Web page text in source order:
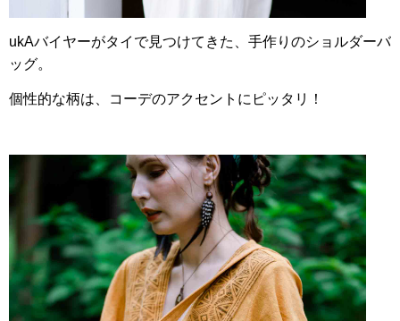
ukAバイヤーがタイで見つけてきた、手作りのショルダーバ
ッグ。
個性的な柄は、コーデのアクセントにピッタリ！